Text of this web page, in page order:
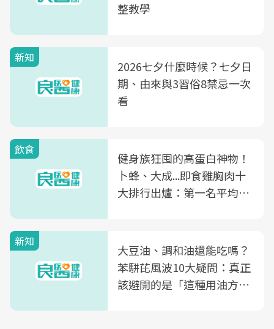
整教學
新知
2026七夕什麼時候？七夕日
期、由來與3習俗8禁忌一次
看
飲食
健身族狂囤的高蛋白神物！
卜蜂、大成...即食雞胸肉十
大排行出爐：第一名平均一
新知
大豆油、調和油還能吃嗎？
苯駢芘風波10大疑問：真正
該避開的是「這種用油方